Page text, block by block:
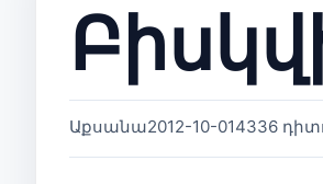
Աքսանա2012-10-014336